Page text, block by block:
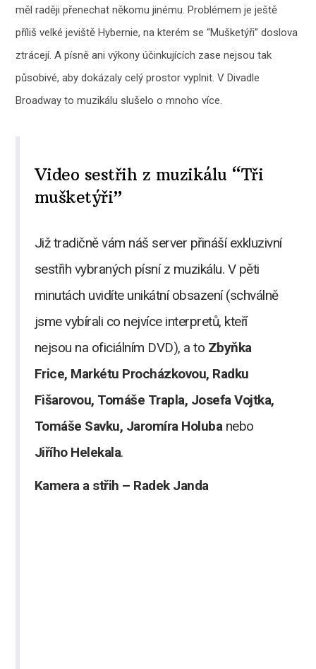
měl raději přenechat někomu jinému. Problémem je ještě
příliš velké jeviště Hybernie, na kterém se “Mušketýři” doslova
ztrácejí. A písně ani výkony účinkujících zase nejsou tak
působivé, aby dokázaly celý prostor vyplnit. V Divadle
Broadway to muzikálu slušelo o mnoho více.
Video sestřih z muzikálu “Tři
mušketýři”
Již tradičně vám náš server přináší exkluzivní
sestřih vybraných písní z muzikálu. V pěti
minutách uvidíte unikátní obsazení (schválně
jsme vybírali co nejvíce interpretů, kteří
nejsou na oficiálním DVD), a to Zbyňka
Frice, Markétu Procházkovou, Radku
Fišarovou, Tomáše Trapla, Josefa Vojtka,
Tomáše Savku, Jaromíra Holuba nebo
Jiřího Helekala.
Kamera a střih – Radek Janda